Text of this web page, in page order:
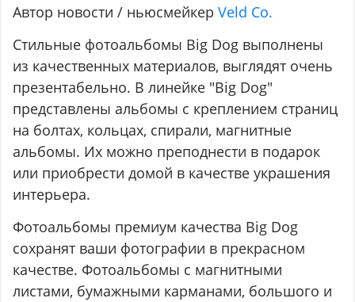
Автор новости / ньюсмейкерVeld Co.
Стильные фотоальбомы Big Dog выполнены
из качественных материалов, выглядят очень
презентабельно. В линейке "Big Dog"
представлены альбомы с креплением страниц
на болтах, кольцах, спирали, магнитные
альбомы. Их можно преподнести в подарок
или приобрести домой в качестве украшения
интерьера.
Фотоальбомы премиум качества Big Dog
сохранят ваши фотографии в прекрасном
качестве. Фотоальбомы с магнитными
листами, бумажными карманами, большого и